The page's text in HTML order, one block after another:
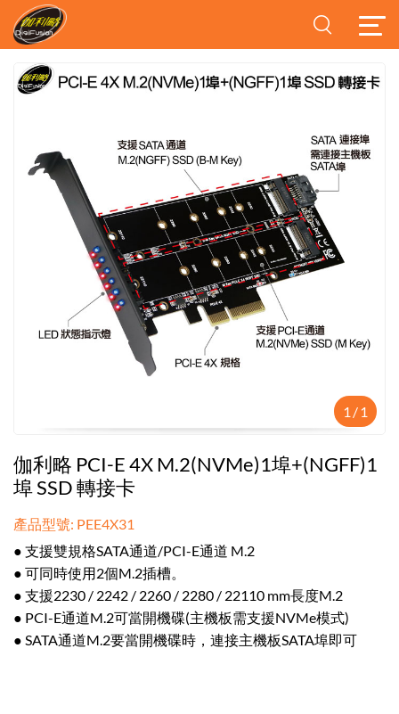
1 /1
伽利略 PCI-E 4X M.2(NVMe)1埠+(NGFF)1
埠 SSD 轉接卡
產品型號: PEE4X31
● 支援雙規格SATA通道/PCI-E通道 M.2
● 可同時使用2個M.2插槽。
● 支援2230 / 2242 / 2260 / 2280 / 22110 mm長度M.2
● PCI-E通道M.2可當開機碟(主機板需支援NVMe模式)
● SATA通道M.2要當開機碟時，連接主機板SATA埠即可